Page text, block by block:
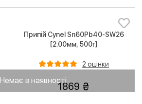
Немає в наявності
Припій Cynel Sn60Pb40-SW26
[2.00мм, 500г]
2 оцінки
1869